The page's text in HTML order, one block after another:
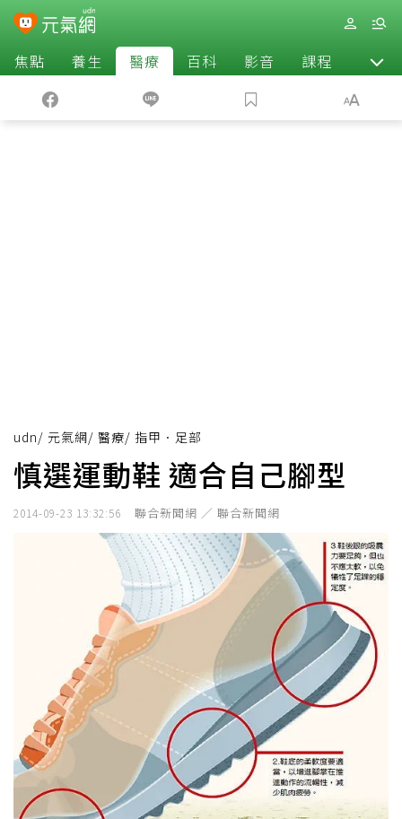
焦點 養生 醫療 百科 影音 課程 退休
udn/ 元氣網/ 醫療/ 指甲．足部
慎選運動鞋 適合自己腳型
2014-09-23 13:32:56 聯合新聞網 ／ 聯合新聞網